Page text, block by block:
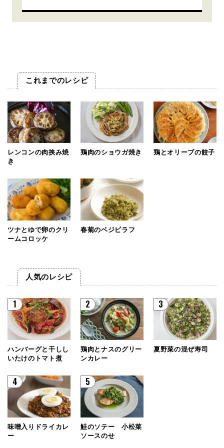
これまでのレシピ
レンコンの肉挟み焼
き
鶏肉のショウガ焼き 鶏とオリーブの餃子
ツナとゆで卵のクリ
ームコロッケ
春菊のベジピラフ
人気のレシピ
1
ハンバーグと干しし
いたけのトマト煮
2
鶏肉とナスのグリー
ンカレー
3
夏野菜の混ぜ寿司
4
味噌入りドライカレ
ー
5
鮭のソテー 小松菜
ソースのせ